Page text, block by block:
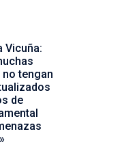
Vicuña:
tengan
de